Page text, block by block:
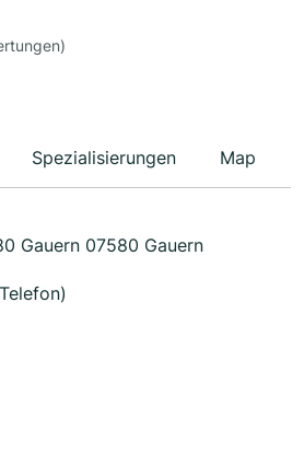
Spezialisierungen Map
Gauern 07580 Gauern